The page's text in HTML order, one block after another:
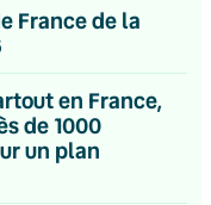
France de la
en France,
de 1000
un plan